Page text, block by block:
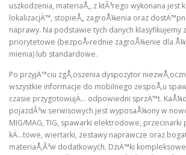
uszkodzenia, materiaÅ‚, z ktÃ³rego wykonana jest
lokalizacjÄ™, stopieÅ„ zagroÅ¼enia oraz
naprawy. Na podstawie tych danych klasyfikujemy
priorytetowe (bezpoÅ›rednie zagroÅ¼enie dla
mienia) lub standardowe.
Po przyjÄ™ciu zgÅ‚oszenia dyspozytor
wszystkie informacje do mobilnego zespoÅ‚u
czasie przygotowujÄ… odpowiedni sprzÄ™t.
pojazdÃ³w serwisowych jest wyposaÅ¼ony w
MIG/MAG, TIG, spawarki elektrodowe, przecinarki
kÄ…towe, wiertarki, zestawy naprawcze oraz
materiaÅ‚Ã³w dodatkowych. DziÄ™ki